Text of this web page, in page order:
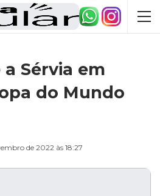
Sérvia em
do Mundo
de 2022 às 18:27